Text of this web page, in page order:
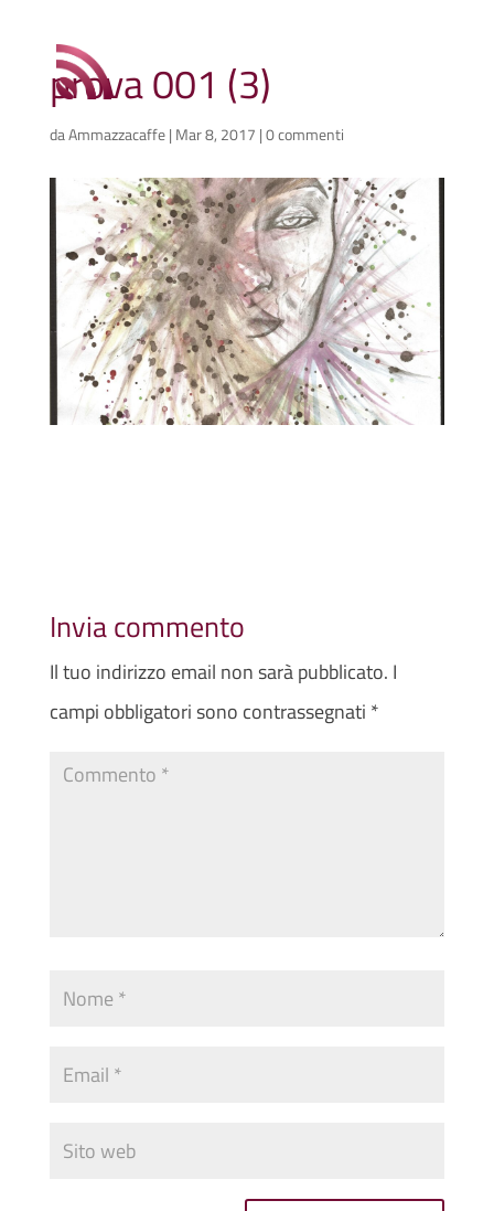
prova 001 (3)
daAmmazzacaffe| Mar 8, 2017 |0 commenti
Invia commento
Il tuo indirizzo email non sarà pubblicato. I
campi obbligatori sono contrassegnati *